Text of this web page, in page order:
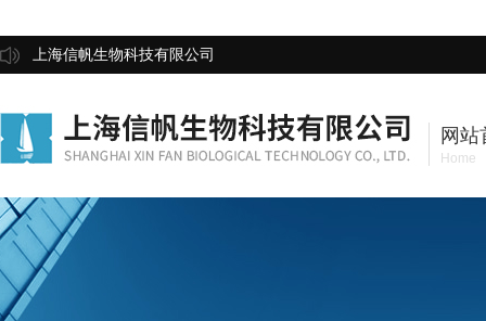
上海信帆生物科技有限公司
网站
Home